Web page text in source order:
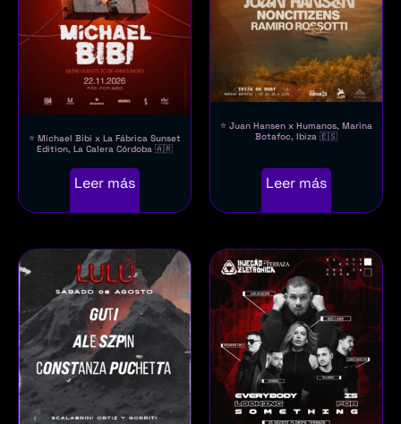
⭐ Michael Bibi x La Fábrica Sunset
Edition, La Calera Córdoba 🇦🇷
Leer más
⭐ Juan Hansen x Humanos, Marina
Botafoc, Ibiza 🇪🇸
Leer más